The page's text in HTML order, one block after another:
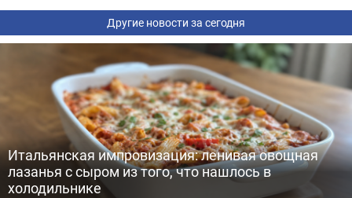
Другие новости за сегодня
Итальянская импровизация: ленивая овощная
лазанья с сыром из того, что нашлось в
холодильнике